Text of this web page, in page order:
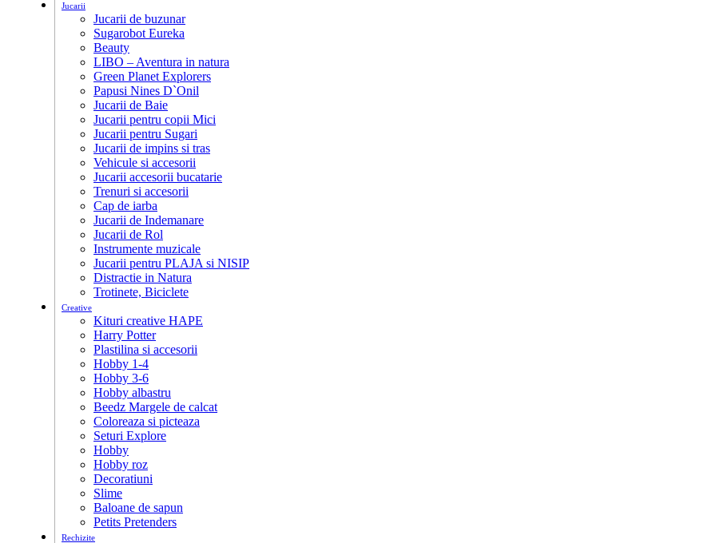
Jucarii
Jucarii de buzunar
Sugarobot Eureka
Beauty
LIBO – Aventura in natura
Green Planet Explorers
Papusi Nines D`Onil
Jucarii de Baie
Jucarii pentru copii Mici
Jucarii pentru Sugari
Jucarii de impins si tras
Vehicule si accesorii
Jucarii accesorii bucatarie
Trenuri si accesorii
Cap de iarba
Jucarii de Indemanare
Jucarii de Rol
Instrumente muzicale
Jucarii pentru PLAJA si NISIP
Distractie in Natura
Trotinete, Biciclete
Creative
Kituri creative HAPE
Harry Potter
Plastilina si accesorii
Hobby 1-4
Hobby 3-6
Hobby albastru
Beedz Margele de calcat
Coloreaza si picteaza
Seturi Explore
Hobby
Hobby roz
Decoratiuni
Slime
Baloane de sapun
Petits Pretenders
Rechizite